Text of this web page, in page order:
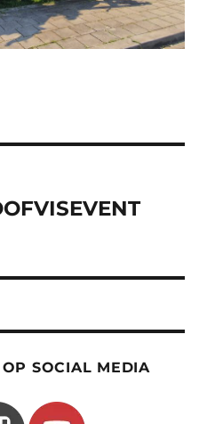
SOCIAL MEDIA